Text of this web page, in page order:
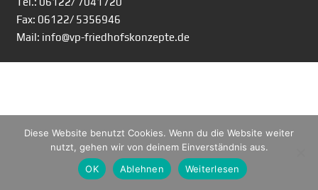
Fax: 06122/ 5356946
Mail: info@vp-friedhofskonzepte.de
Diese Website benutzt Cookies. Wenn du die Website weiter
nutzt, gehen wir von deinem Einverständnis aus.
OK
Ablehnen Weiterlesen